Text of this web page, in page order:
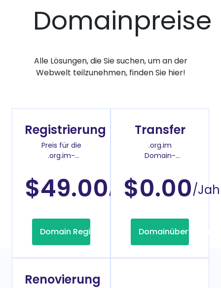
Domainpreise
Alle Lösungen, die Sie suchen, um an der
Webwelt teilzunehmen, finden Sie hier!
Registrierung
Preis für die
.org.im-
$49.00/Jahr
Domain Registrierung
Transfer
.org.im
Domain-
$0.00/
Domainübertragung
Renovierung